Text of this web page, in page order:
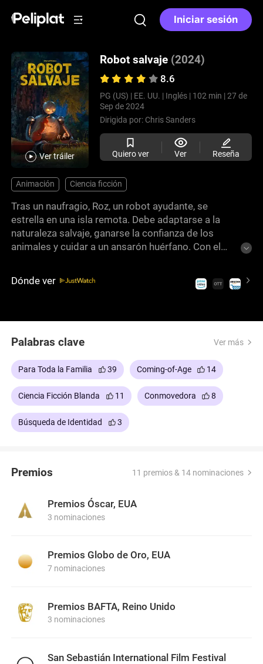
Iniciar sesión
Ver tráiler
Robot salvaje (2024)
8.6
PG (US) | EE. UU. | Inglés | 102 min | 27 de
Sep de 2024
Dirigida por: Chris Sanders
Quiero ver Ver Reseña
Animación Ciencia ficción
Tras un naufragio, Roz, un robot ayudante, se
estrella en una isla remota. Debe adaptarse a la
naturaleza salvaje, ganarse la confianza de los
animales y cuidar a un ansarón huérfano. Con el
un código: exige crecimiento y conexión.
Dónde ver
Palabras clave Ver más
Para Toda la Familia 39 Coming-of-Age 14
Ciencia Ficción Blanda 11 Conmovedora 8
Búsqueda de Identidad 3
Premios 11 premios & 14 nominaciones
Premios Óscar, EUA
3 nominaciones
Premios Globo de Oro, EUA
7 nominaciones
Premios BAFTA, Reino Unido
3 nominaciones
San Sebastián International Film Festival